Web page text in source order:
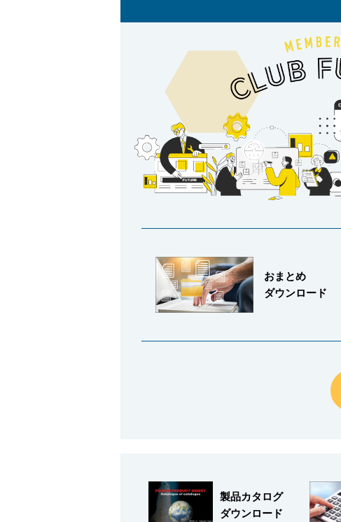
バルブと継手のきほん
ログイン
おまとめ
ダウンロード
製品カタログ
ダウンロード